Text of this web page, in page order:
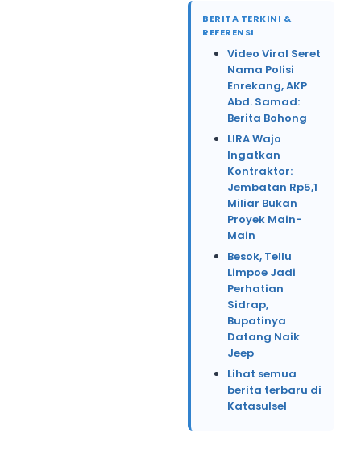
BERITA TERKINI &
REFERENSI
Video Viral Seret
Nama Polisi
Enrekang, AKP
Abd. Samad:
Berita Bohong
LIRA Wajo
Ingatkan
Kontraktor:
Jembatan Rp5,1
Miliar Bukan
Proyek Main-
Main
Besok, Tellu
Limpoe Jadi
Perhatian
Sidrap,
Bupatinya
Datang Naik
Jeep
Lihat semua
berita terbaru di
Katasulsel